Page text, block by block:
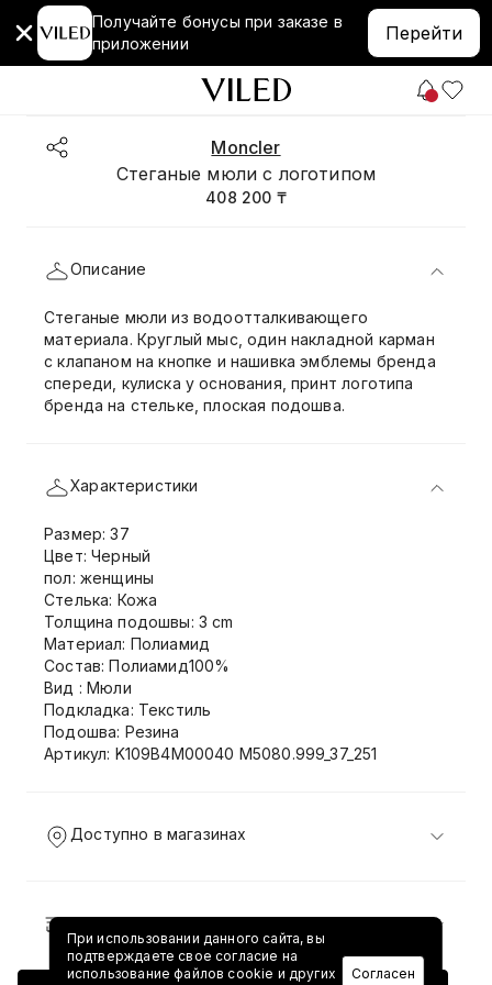
Получайте бонусы при заказе в
приложении
Перейти
Moncler
Стеганые мюли с логотипом
408 200 ₸
Описание
Стеганые мюли из водоотталкивающего
материала. Круглый мыс, один накладной карман
с клапаном на кнопке и нашивка эмблемы бренда
спереди, кулиска у основания, принт логотипа
бренда на стельке, плоская подошва.
Характеристики
Размер: 37
Цвет: Черный
пол: женщины
Стелька: Кожа
Толщина подошвы: 3 cm
Материал: Полиамид
Состав: Полиамид100%
Вид : Мюли
Подкладка: Текстиль
Подошва: Резина
Артикул: K109B4M00040 M5080.999_37_251
Доступно в магазинах
Доставка и возврат
При использовании данного сайта, вы
подтверждаете свое согласие на
использование файлов cookie и других
Согласен